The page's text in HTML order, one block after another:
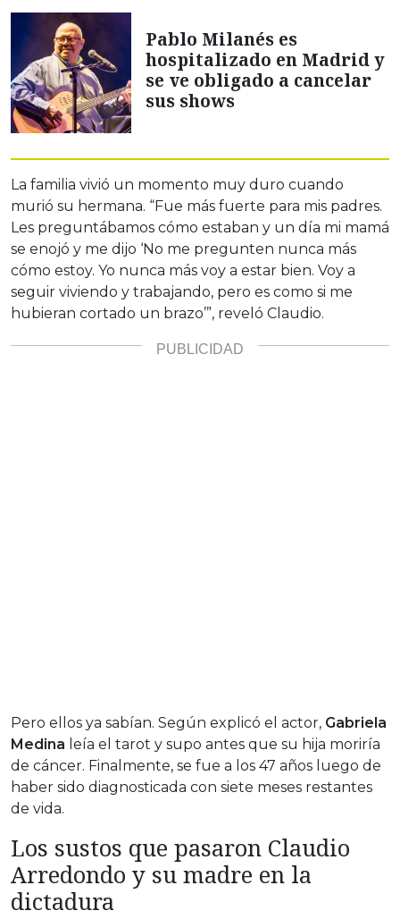
Pablo Milanés es
hospitalizado en Madrid y
se ve obligado a cancelar
sus shows
La familia vivió un momento muy duro cuando
murió su hermana. “Fue más fuerte para mis padres.
Les preguntábamos cómo estaban y un día mi mamá
se enojó y me dijo ‘No me pregunten nunca más
cómo estoy. Yo nunca más voy a estar bien. Voy a
seguir viviendo y trabajando, pero es como si me
hubieran cortado un brazo’”, reveló Claudio.
Pero ellos ya sabían. Según explicó el actor, Gabriela
Medina leía el tarot y supo antes que su hija moriría
de cáncer. Finalmente, se fue a los 47 años luego de
haber sido diagnosticada con siete meses restantes
de vida.
Los sustos que pasaron Claudio
Arredondo y su madre en la
dictadura